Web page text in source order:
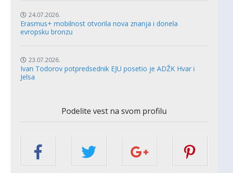
24.07.2026.
Erasmus+ mobilnost otvorila nova znanja i donela
evropsku bronzu
23.07.2026.
Ivan Todorov potpredsednik EJU posetio je ADŽK Hvar i
Jelsa
Podelite vest na svom profilu